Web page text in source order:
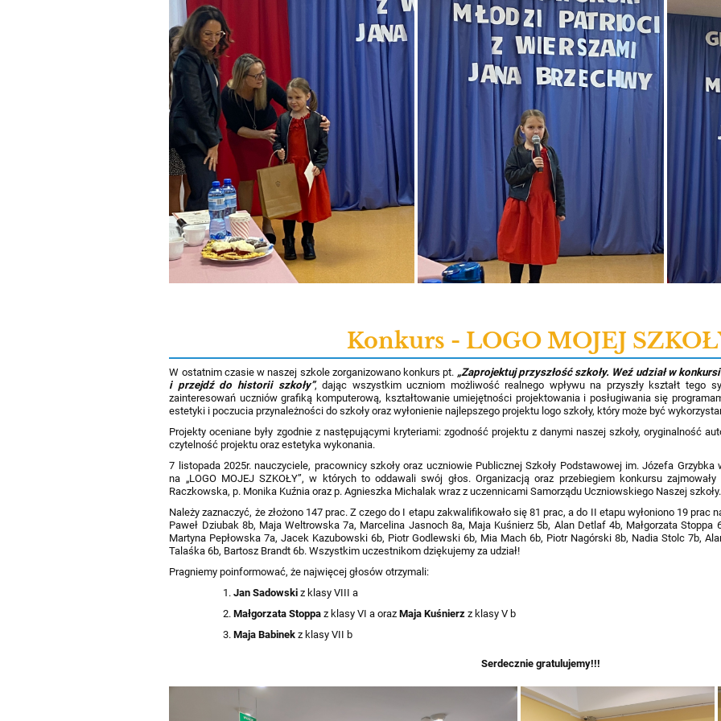
Konkurs - LOGO MOJEJ
W ostatnim czasie w naszej szkole zorganizowano konkurs pt. „Zaprojektuj przyszłość szkoły. Weź udział w
i przejdź do historii szkoły”, dając wszystkim uczniom możliwość realnego wpływu na przyszły kształt tego
zainteresowań uczniów grafiką komputerową, kształtowanie umiejętności projektowania i posługiwania się
estetyki i poczucia przynależności do szkoły oraz wyłonienie najlepszego projektu logo szkoły, który może być
Projekty oceniane były zgodnie z następującymi kryteriami: zgodność projektu z danymi naszej szkoły, oryginalność
czytelność projektu oraz estetyka wykonania.
7 listopada 2025r. nauczyciele, pracownicy szkoły oraz uczniowie Publicznej Szkoły Podstawowej im. Józefa
na „LOGO MOJEJ SZKOŁY”, w których to oddawali swój głos. Organizacją oraz przebiegiem konkursu
Raczkowska, p. Monika Kuźnia oraz p. Agnieszka Michalak wraz z uczennicami Samorządu Uczniowskiego Naszej szkoły.
Należy zaznaczyć, że złożono 147 prac. Z czego do I etapu zakwalifikowało się 81 prac, a do II etapu wyłoniono 19 prac
Paweł Dziubak 8b, Maja Weltrowska 7a, Marcelina Jasnoch 8a, Maja Kuśnierz 5b, Alan Detlaf 4b, Małgorzata
Martyna Pepłowska 7a, Jacek Kazubowski 6b, Piotr Godlewski 6b, Mia Mach 6b, Piotr Nagórski 8b, Nadia Stolc 7b,
Talaśka 6b, Bartosz Brandt 6b. Wszystkim uczestnikom dziękujemy za udział!
Pragniemy poinformować, że najwięcej głosów otrzymali:
Jan Sadowski z klasy VIII a
Małgorzata Stoppa z klasy VI a orazMaja Kuśnierz z klasy V b
Maja Babinek z klasy VII b
Serdecznie gratulujemy!!!